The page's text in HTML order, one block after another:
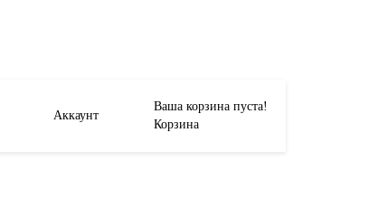
Аккаунт
Ваша корзина пуста!
Корзина